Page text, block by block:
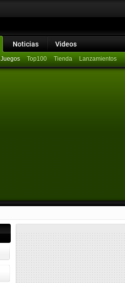
Noticias Videos
Top100 Lanzamientos